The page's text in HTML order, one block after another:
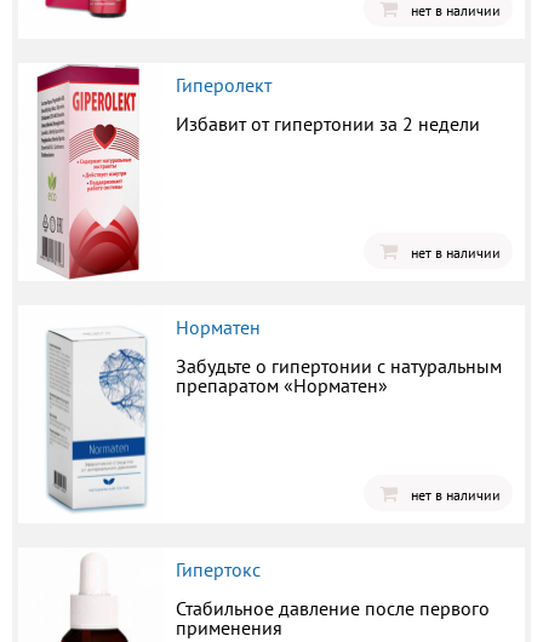
нет в наличии
Гиперолект
Избавит от гипертонии за 2 недели
нет в наличии
Норматен
Забудьте о гипертонии с натуральным
препаратом «Норматен»
нет в наличии
Гипертокс
Стабильное давление после первого
применения